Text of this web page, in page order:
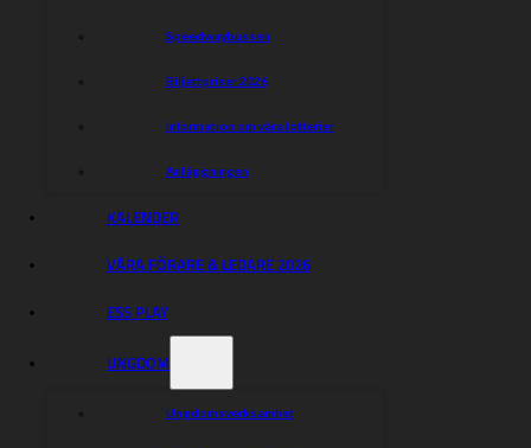
Speedwaybussen
Biljettpriser 2026
Information om våra lotterier
Anläggningen
KALENDER
VÅRA FÖRARE & LEDARE 2026
ESS PLAY
UNGDOM
Ungdomsverksamhet